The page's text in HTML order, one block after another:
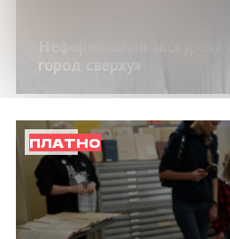
город сверху»
ПЛАТНО